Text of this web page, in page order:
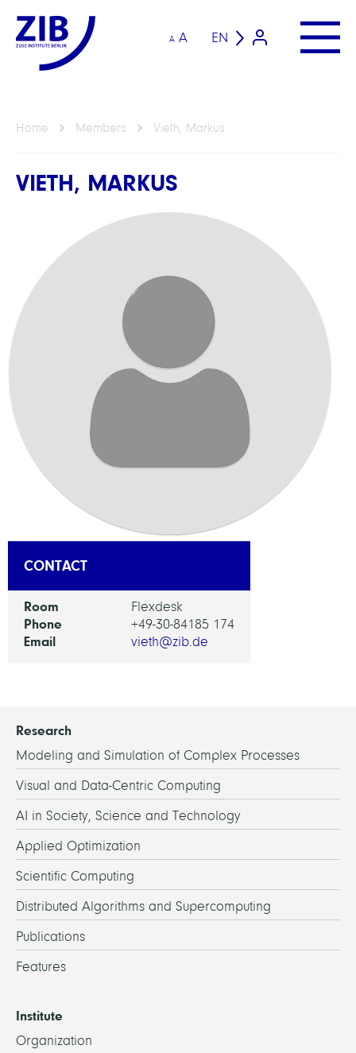
A A EN
Home Members Vieth, Markus
VIETH, MARKUS
CONTACT
Room Flexdesk
Phone +49-30-84185 174
Email vieth@zib.de
Research
Modeling and Simulation of Complex Processes
Visual and Data-Centric Computing
AI in Society, Science and Technology
Applied Optimization
Scientific Computing
Distributed Algorithms and Supercomputing
Publications
Features
Institute
Organization